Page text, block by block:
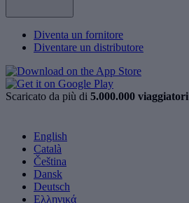
Diventa un fornitore
Diventare un distributore
Scaricato da più di 5.000.000 viaggiatori
English
Català
Čeština
Dansk
Deutsch
Ελληνικά